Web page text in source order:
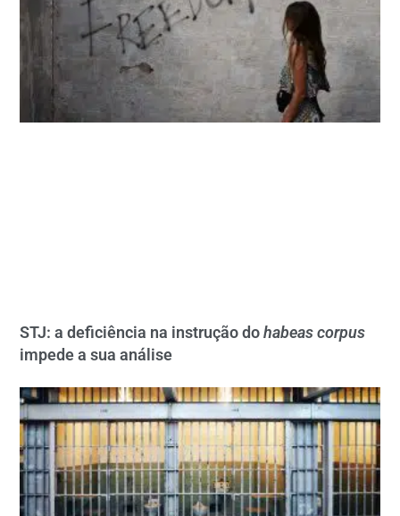
STJ: a deficiência na instrução dohabeas corpus
impede a sua análise